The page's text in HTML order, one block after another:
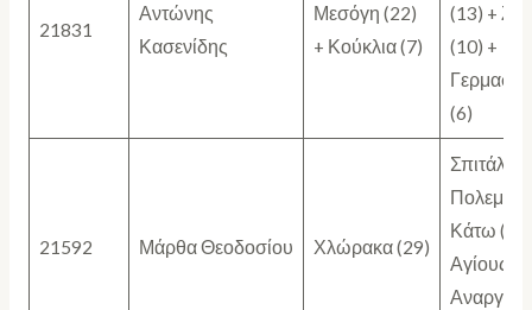
21831
Αντώνης
Κασενίδης
Μεσόγη (22)
+ Κούκλια (7)
(13) +
(10) +
(6)
21592 Μάρθα Θεοδοσίου Χλώρακα (29)
Σπιτάλι
Κάτω
Αγίους